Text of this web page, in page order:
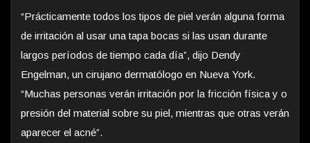
“Prácticamente todos los tipos de piel verán alguna forma
de irritación al usar una tapa bocas si las usan durante
largos períodos de tiempo cada día”, dijo Dendy
Engelman, un cirujano dermatólogo en Nueva York.
“Muchas personas verán irritación por la fricción física y o
presión del material sobre su piel, mientras que otras verán
aparecer el acné”.